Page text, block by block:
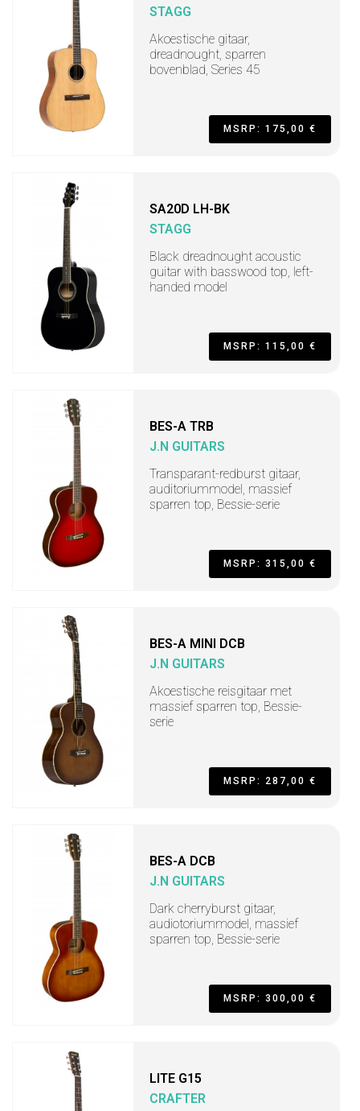
STAGG
Akoestische gitaar,
dreadnought, sparren
bovenblad, Series 45
MSRP: 175,00 €
SA20D LH-BK
STAGG
Black dreadnought acoustic
guitar with basswood top, left-
handed model
MSRP: 115,00 €
BES-A TRB
J.N GUITARS
Transparant-redburst gitaar,
auditoriummodel, massief
sparren top, Bessie-serie
MSRP: 315,00 €
BES-A MINI DCB
J.N GUITARS
Akoestische reisgitaar met
massief sparren top, Bessie-
serie
MSRP: 287,00 €
BES-A DCB
J.N GUITARS
Dark cherryburst gitaar,
audiotoriummodel, massief
sparren top, Bessie-serie
MSRP: 300,00 €
LITE G15
CRAFTER